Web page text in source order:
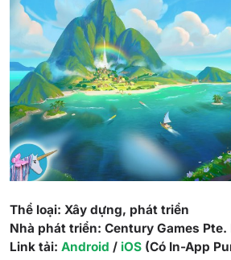
Thể loại: Xây dựng, phát triển
Nhà phát triển: Century Games Pte.
Link tải: Android / iOS (Có In-App